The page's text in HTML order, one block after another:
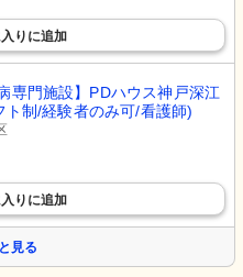
り に追加
専門施設】PDハウス神戸深江
ト制/経験者のみ可/看護師)
り に追加
見る